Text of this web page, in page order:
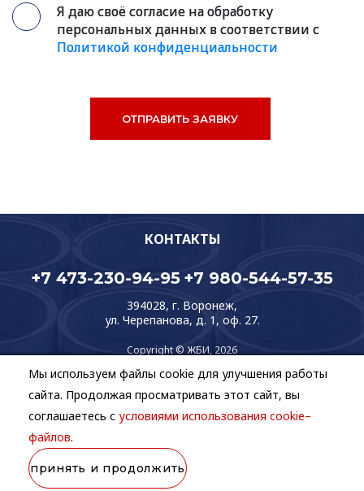
Я даю своё согласие на обработку
персональных данных в соответствии с
Политикой конфиденциальности
КОНТАКТЫ
+7 473-230-94-95 +7 980-544-57-35
394028, г. Воронеж,
ул. Черепанова, д. 1, оф. 27.
Copyright © ЖБИ, 2026
Создание и продвижение сайтовTeam-B
Правила использования сайта
Политика в отношении обработки персональных данных
Мы используем файлы cookie для улучшения работы
сайта. Продолжая просматривать этот сайт, вы
соглашаетесь с условиями использования cookie–
файлов.
принять и продолжить